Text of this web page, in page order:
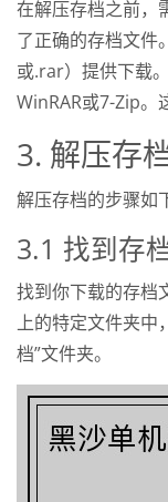
在解压存档之前，
了正确的存档文件
或.rar）提供下载
WinRAR或7-Zip。
3. 解压存
解压存档的步骤如
3.1 找到存
找到你下载的存档
上的特定文件夹中
档”文件夹。